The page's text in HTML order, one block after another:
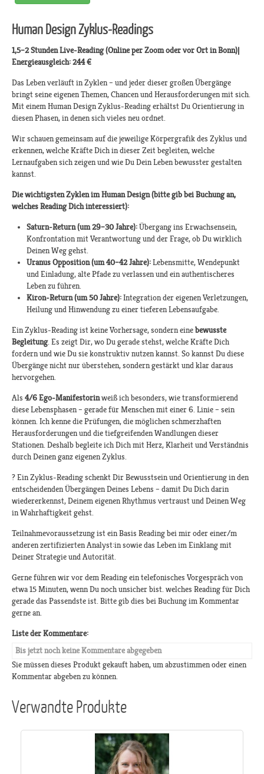
Human Design Zyklus-Readings
1,5–2 Stunden Live-Reading (Online per Zoom oder vor Ort in Bonn)|
Energieausgleich: 244 €
Das Leben verläuft in Zyklen – und jeder dieser großen Übergänge
bringt seine eigenen Themen, Chancen und Herausforderungen mit sich.
Mit einem Human Design Zyklus-Reading erhältst Du Orientierung in
diesen Phasen, in denen sich vieles neu ordnet.
Wir schauen gemeinsam auf die jeweilige Körpergrafik des Zyklus und
erkennen, welche Kräfte Dich in dieser Zeit begleiten, welche
Lernaufgaben sich zeigen und wie Du Dein Leben bewusster gestalten
kannst.
Die wichtigsten Zyklen im Human Design (bitte gib bei Buchung an,
welches Reading Dich interessiert):
Saturn-Return (um 29–30 Jahre):Übergang ins Erwachsensein,
Konfrontation mit Verantwortung und der Frage, ob Du wirklich
Deinen Weg gehst.
Uranus Opposition (um 40–42 Jahre):Lebensmitte, Wendepunkt
und Einladung, alte Pfade zu verlassen und ein authentischeres
Leben zu führen.
Kiron-Return (um 50 Jahre):Integration der eigenen Verletzungen,
Heilung und Hinwendung zu einer tieferen Lebensaufgabe.
Ein Zyklus-Reading ist keine Vorhersage, sondern einebewusste
Begleitung. Es zeigt Dir, wo Du gerade stehst, welche Kräfte Dich
fordern und wie Du sie konstruktiv nutzen kannst. So kannst Du diese
Übergänge nicht nur überstehen, sondern gestärkt und klar daraus
hervorgehen.
Als 4/6 Ego-Manifestorinweiß ich besonders, wie transformierend
diese Lebensphasen – gerade für Menschen mit einer 6. Linie – sein
können. Ich kenne die Prüfungen, die möglichen schmerzhaften
Herausforderungen und die tiefgreifenden Wandlungen dieser
Stationen. Deshalb begleite ich Dich mit Herz, Klarheit und Verständnis
durch Deinen ganz eigenen Zyklus.
? Ein Zyklus-Reading schenkt Dir Bewusstsein und Orientierung in den
entscheidenden Übergängen Deines Lebens – damit Du Dich darin
wiedererkennst, Deinem eigenen Rhythmus vertraust und Deinen Weg
in Wahrhaftigkeit gehst.
Teilnahmevoraussetzung ist ein Basis Reading bei mir oder einer/m
anderen zertifizierten Analyst:in sowie das Leben im Einklang mit
Deiner Strategie und Autorität.
Gerne führen wir vor dem Reading ein telefonisches Vorgespräch von
etwa 15 Minuten, wenn Du noch unsicher bist. welches Reading für Dich
gerade das Passendste ist. Bitte gib dies bei Buchung im Kommentar
gerne an.
Liste der Kommentare:
Bis jetzt noch keine Kommentare abgegeben
Sie müssen dieses Produkt gekauft haben, um abzustimmen oder einen
Kommentar abgeben zu können.
Verwandte Produkte